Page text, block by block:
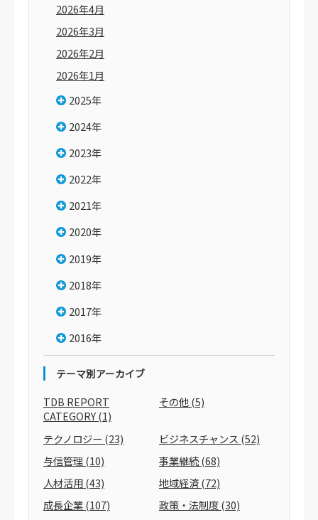
2026年4月
2026年3月
2026年2月
2026年1月
2025年
2024年
2023年
2022年
2021年
2020年
2019年
2018年
2017年
2016年
テーマ別アーカイブ
TDB REPORT
CATEGORY(1)
その他(5)
テクノロジー (23) ビジネスチャンス (52)
与信管理(10) 事業継続(68)
人材活用(43) 地域経済(72)
成長企業(107) 政策・法制度(30)